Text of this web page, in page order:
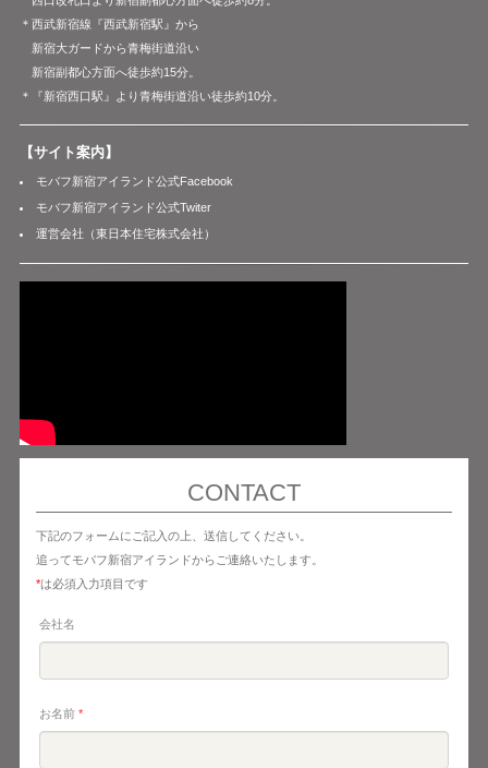
＊西武新宿線『西武新宿駅』から
新宿大ガードから青梅街道沿い
新宿副都心方面へ徒歩約15分。
＊『新宿西口駅』より青梅街道沿い徒歩約10分。
【サイト案内】
モバフ新宿アイランド公式Facebook
モバフ新宿アイランド公式Twiter
運営会社（東日本住宅株式会社）
CONTACT
下記のフォームにご記入の上、送信してください。
追ってモバフ新宿アイランドからご連絡いたします。
*は必須入力項目です
会社名
お名前 *